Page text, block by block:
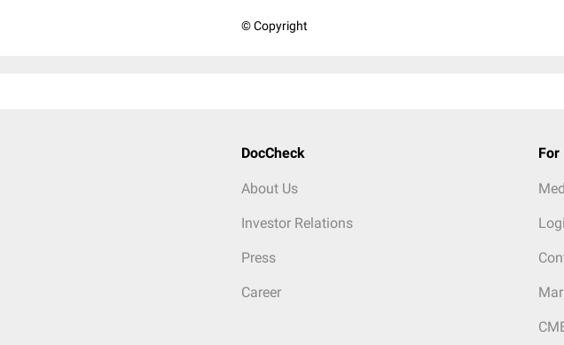
© Copyright
DocCheck
About Us
Investor Relations
Press
Career
For